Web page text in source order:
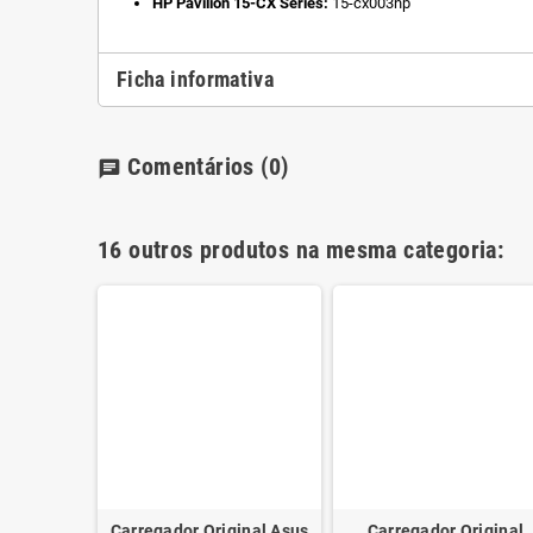
Ficha informativa
chat Comentários (0)
16 outros produtos na mesma categoria: